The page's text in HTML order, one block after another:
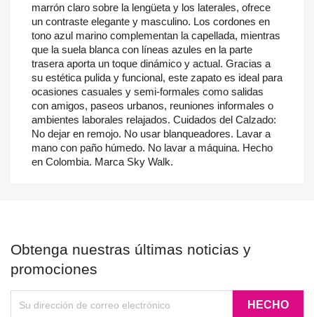
marrón claro sobre la lengüeta y los laterales, ofrece
un contraste elegante y masculino. Los cordones en
tono azul marino complementan la capellada, mientras
que la suela blanca con líneas azules en la parte
trasera aporta un toque dinámico y actual. Gracias a
su estética pulida y funcional, este zapato es ideal para
ocasiones casuales y semi-formales como salidas
con amigos, paseos urbanos, reuniones informales o
ambientes laborales relajados. Cuidados del Calzado:
No dejar en remojo. No usar blanqueadores. Lavar a
mano con paño húmedo. No lavar a máquina. Hecho
en Colombia. Marca Sky Walk.
Obtenga nuestras últimas noticias y
promociones